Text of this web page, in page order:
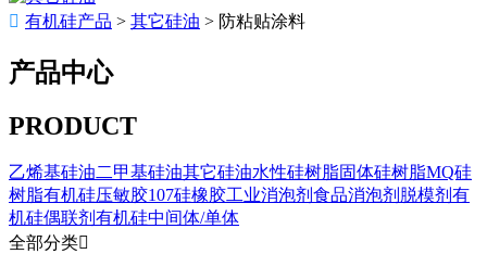
 有机硅产品 > 其它硅油 > 防粘贴涂料
产品中心
PRODUCT
乙烯基硅油二甲基硅油其它硅油水性硅树脂固体硅树脂MQ硅
树脂有机硅压敏胶107硅橡胶工业消泡剂 食品消泡剂 脱模剂 有
机硅偶联剂 有机硅中间体/单体
全部分类